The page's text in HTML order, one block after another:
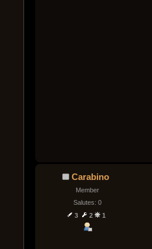
Carabino
Member
Salutes: 0
3
2 1